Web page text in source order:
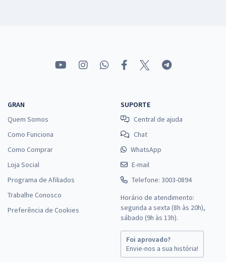
GRAN
Quem Somos
Como Funciona
Como Comprar
Loja Social
Programa de Afiliados
Trabalhe Conosco
Preferência de Cookies
SUPORTE
Central de ajuda
Chat
WhatsApp
E-mail
Telefone: 3003-0894
Horário de atendimento:
segunda a sexta (8h às 20h),
sábado (9h às 13h).
Foi aprovado?
Envie-nos a sua história!